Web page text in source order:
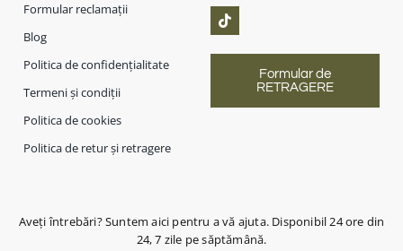
Formular reclamații
Blog
Politica de confidențialitate
Termeni și condiții
Politica de cookies
Politica de retur și retragere
Formular de
RETRAGERE
Aveți întrebări? Suntem aici pentru a vă ajuta. Disponibil 24 ore din
24, 7 zile pe săptămână.